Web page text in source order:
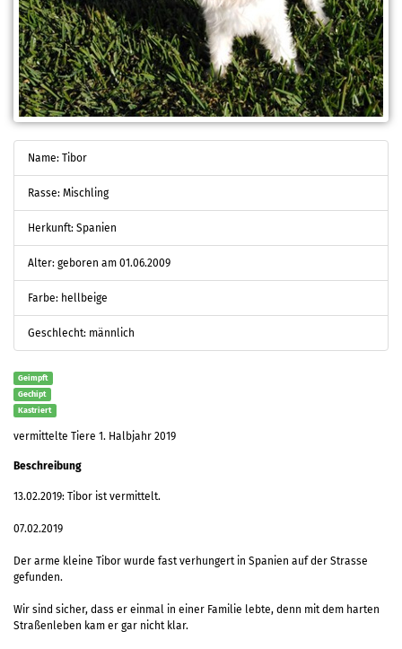
Name: Tibor
Rasse: Mischling
Herkunft: Spanien
Alter: geboren am 01.06.2009
Farbe: hellbeige
Geschlecht: männlich
Geimpft
Gechipt
Kastriert
vermittelte Tiere 1. Halbjahr 2019
Beschreibung
13.02.2019: Tibor ist vermittelt.
07.02.2019
Der arme kleine Tibor wurde fast verhungert in Spanien auf der Strasse
gefunden.
Wir sind sicher, dass er einmal in einer Familie lebte, denn mit dem harten
Straßenleben kam er gar nicht klar.